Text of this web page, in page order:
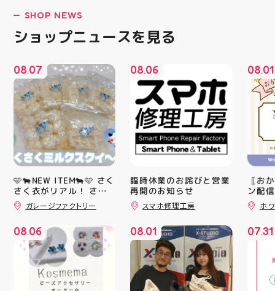
SHOP NEWS
ショップニュースを見る
08.07
🩵🐄NEW ITEM🐄🩵 さく
さく衣がリアル！ さく
さくミルクスクイーズ入
荷！ クセになる感触で
大量入荷予定です お楽
しみにーっ️‍️‍️‍ #スクイーズ
#アティ郡山 #福島県 #
郡山駅前 #郡山市
ガレージファクトリー
08.06
08.06
臨時休業のお詫びと営業
再開のお知らせ
スマホ修理工房
08.01
08.01
〖お
ン配
ッパ
￥
ーポ
ース
です
りの
ので
ホ
07.31